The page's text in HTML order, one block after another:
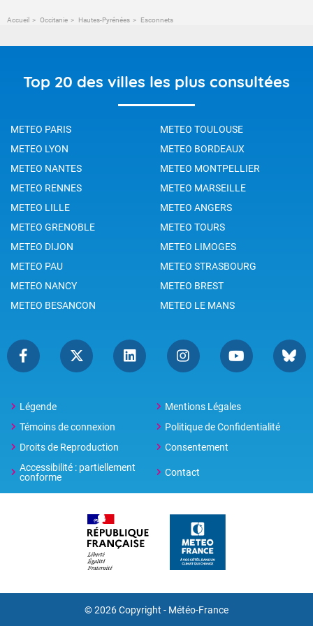
Accueil Occitanie Hautes-Pyrénées Esconnets
Top 20 des villes les plus consultées
METEO PARIS
METEO TOULOUSE
METEO LYON
METEO BORDEAUX
METEO NANTES
METEO MONTPELLIER
METEO RENNES
METEO MARSEILLE
METEO LILLE
METEO ANGERS
METEO GRENOBLE
METEO TOURS
METEO DIJON
METEO LIMOGES
METEO PAU
METEO STRASBOURG
METEO NANCY
METEO BREST
METEO BESANCON
METEO LE MANS
Légende
Mentions Légales
Témoins de connexion
Politique de Confidentialité
Droits de Reproduction
Consentement
Accessibilité : partiellement
conforme
Contact
© 2026 Copyright - Météo-France